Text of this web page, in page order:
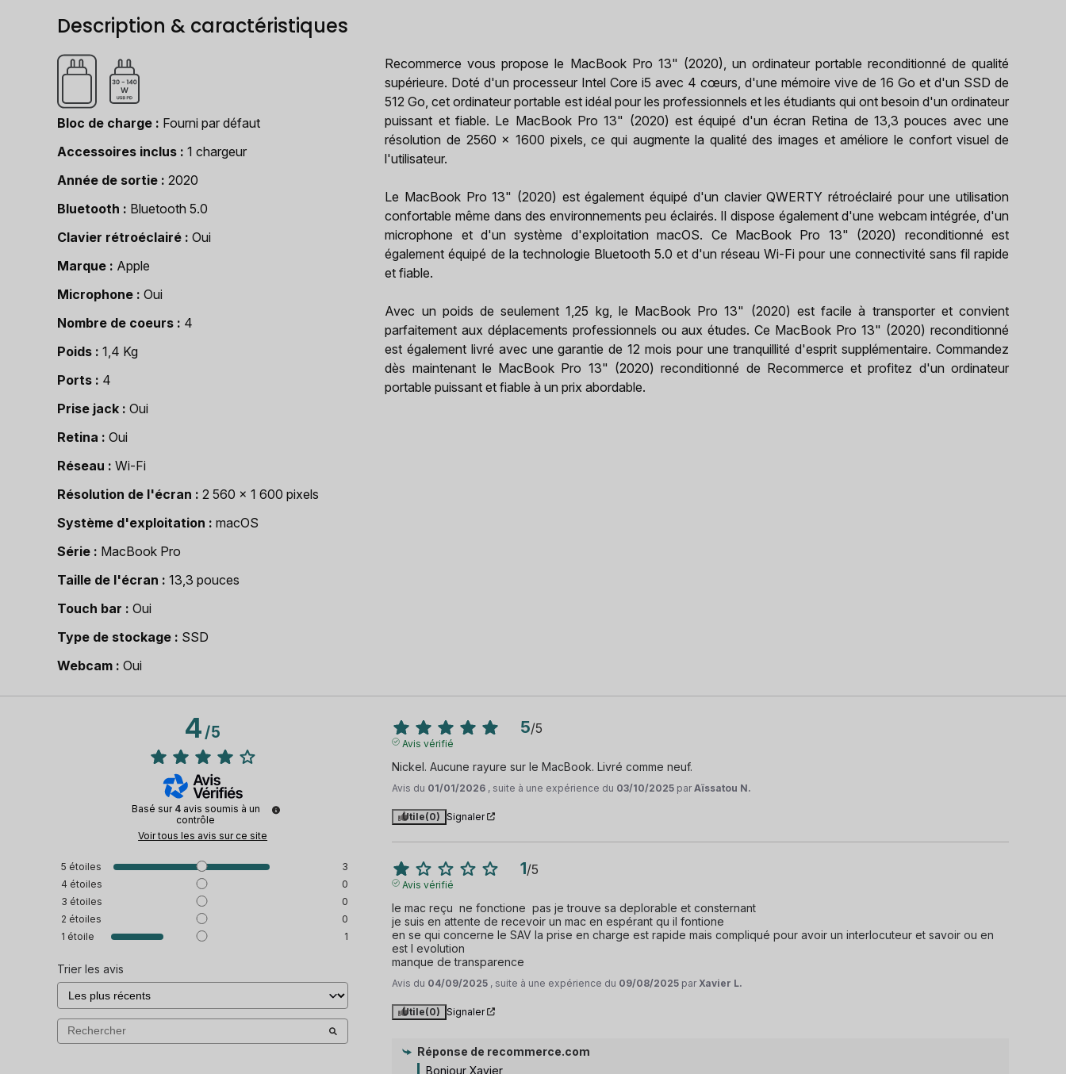
Description & caractéristiques
Bloc de charge
Fourni par défaut
Accessoires inclus
1 chargeur
Année de sortie
2020
Bluetooth
Bluetooth 5.0
Clavier rétroéclairé
Oui
Marque
Apple
Microphone
Oui
Nombre de coeurs
4
Poids
1,4 Kg
Ports
4
Prise jack
Oui
Retina
Oui
Réseau
Wi-Fi
Résolution de l'écran
2 560 x 1 600 pixels
Système d'exploitation
macOS
Série
MacBook Pro
Taille de l'écran
13,3 pouces
Touch bar
Oui
Type de stockage
SSD
Webcam
Oui
Recommerce vous propose le MacBook Pro 13" (2020), un ordinateur portable reconditionné de qualité
supérieure. Doté d'un processeur Intel Core i5 avec 4 cœurs, d'une mémoire vive de 16 Go et d'un SSD de
512 Go, cet ordinateur portable est idéal pour les professionnels et les étudiants qui ont besoin d'un ordinateur
puissant et fiable. Le MacBook Pro 13" (2020) est équipé d'un écran Retina de 13,3 pouces avec une
résolution de 2560 x 1600 pixels, ce qui augmente la qualité des images et améliore le confort visuel de
l'utilisateur.
Le MacBook Pro 13" (2020) est également équipé d'un clavier QWERTY rétroéclairé pour une utilisation
confortable même dans des environnements peu éclairés. Il dispose également d'une webcam intégrée, d'un
microphone et d'un système d'exploitation macOS. Ce MacBook Pro 13" (2020) reconditionné est
également équipé de la technologie Bluetooth 5.0 et d'un réseau Wi-Fi pour une connectivité sans fil rapide
et fiable.
Avec un poids de seulement 1,25 kg, le MacBook Pro 13" (2020) est facile à transporter et convient
parfaitement aux déplacements professionnels ou aux études. Ce MacBook Pro 13" (2020) reconditionné
est également livré avec une garantie de 12 mois pour une tranquillité d'esprit supplémentaire. Commandez
dès maintenant le MacBook Pro 13" (2020) reconditionné de Recommerce et profitez d'un ordinateur
portable puissant et fiable à un prix abordable.
4/5
Basé sur 4 avis soumis à un
contrôle
Voir tous les avis sur ce site
5 étoiles
3
4 étoiles
0
3 étoiles
0
2 étoiles
0
1 étoile 1
Trier les avis
5/5
Avis vérifié
Nickel. Aucune rayure sur le MacBook. Livré comme neuf.
Avis du 01/01/2026 , suite à une expérience du 03/10/2025 parAïssatou N.
Utile(0) Signaler
1/5
Avis vérifié
le mac reçu  ne fonctione  pas je trouve sa deplorable et consternant
je suis en attente de recevoir un mac en espérant qu il fontione
en se qui concerne le SAV la prise en charge est rapide mais compliqué pour avoir un interlocuteur et savoir ou en
est l evolution
manque de transparence
Avis du 04/09/2025 , suite à une expérience du 09/08/2025 par Xavier L.
Utile(0) Signaler
Réponse de recommerce.com
Bonjour Xavier,